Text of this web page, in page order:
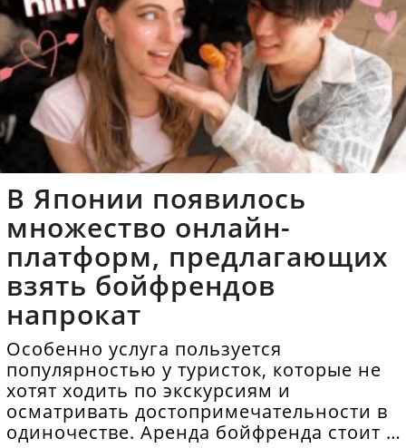
В Японии появилось
множество онлайн-
платформ, предлагающих
взять бойфрендов
напрокат
Особенно услуга пользуется
популярностью у туристок, которые не
хотят ходить по экскурсиям и
осматривать достопримечательности в
одиночестве. Аренда бойфренда стоит в